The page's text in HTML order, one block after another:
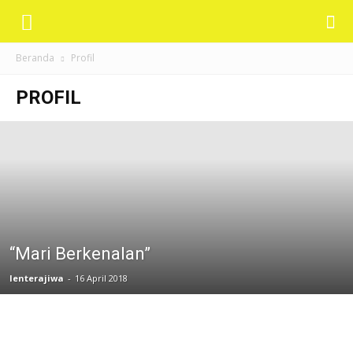
Renungan
Harian
Beranda Profil
PROFIL
“Mari Berkenalan”
lenterajiwa - 16 April 2018